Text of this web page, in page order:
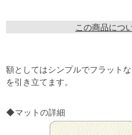
この商品につ
額としてはシンプルでフラット
を引き立てます。
◆マットの詳細